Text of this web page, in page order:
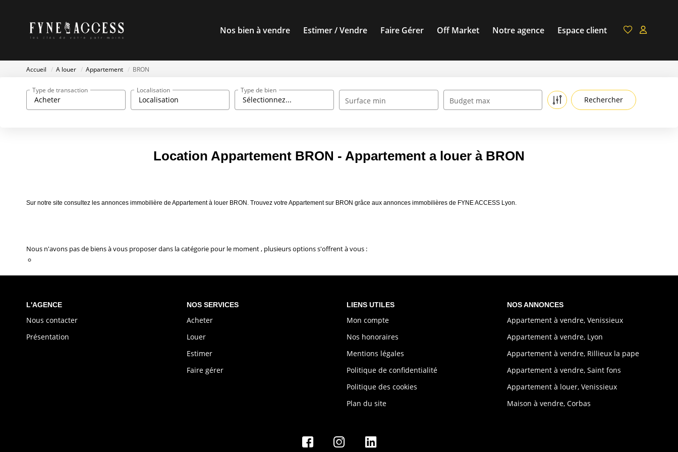
Nos bien à vendre Estimer / Vendre Faire Gérer Off Market Notre agence Espace client
Accueil A louer Appartement BRON
Acheter
Type de transaction
Localisation
Localisation
Sélectionnez...
Type de bien
Surface min Budget max
Location Appartement BRON - Appartement a louer à BRON
Sur notre site consultez les annonces immobilière de Appartement à louer BRON. Trouvez votre Appartement sur BRON grâce aux annonces immobilières de FYNE ACCESS Lyon.
Nous n'avons pas de biens à vous proposer dans la catégorie pour le moment , plusieurs options s'offrent à vous :
L'AGENCE
Nous contacter
Présentation
NOS SERVICES
Acheter
Louer
Estimer
Faire gérer
LIENS UTILES
Mon compte
Nos honoraires
Mentions légales
Politique de confidentialité
Politique des cookies
Plan du site
NOS ANNONCES
Appartement à vendre, Venissieux
Appartement à vendre, Lyon
Appartement à vendre, Rillieux la pape
Appartement à vendre, Saint fons
Appartement à louer, Venissieux
Maison à vendre, Corbas